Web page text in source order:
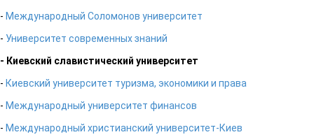
- Международный Соломонов университет
- Университет современных знаний
- Киевский славистический университет
- Киевский университет туризма, экономики и права
- Международный университет финансов
- Международный христианский университет-Киев